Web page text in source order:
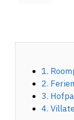
1.
2.
3.
4.